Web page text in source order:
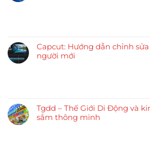
Capcut: Hướng dẫn chỉnh
người mới
Tgdd – Thế Giới Di Động và
sắm thông minh